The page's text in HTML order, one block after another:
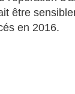
être
en 2016.